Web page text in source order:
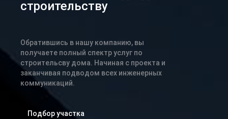
строительству
Обратившись в нашу компанию, вы
получаете полный спектр услуг по
строительсву дома. Начиная с проекта и
заканчивая подводом всех инженерных
коммуникаций.
Подбор участка